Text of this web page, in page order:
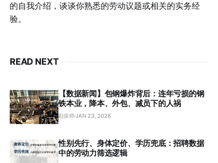
的自我介绍，谈谈你熟悉的劳动议题或相关的实务经
验。
READ NEXT
【数据新闻】包钢爆炸背后：连年亏损的钢
铁本业，降本、外包、减员下的人祸
勘探师 JAN 23, 2026
性别先行、身体定价、学历兜底：招聘数据
中的劳动力筛选逻辑